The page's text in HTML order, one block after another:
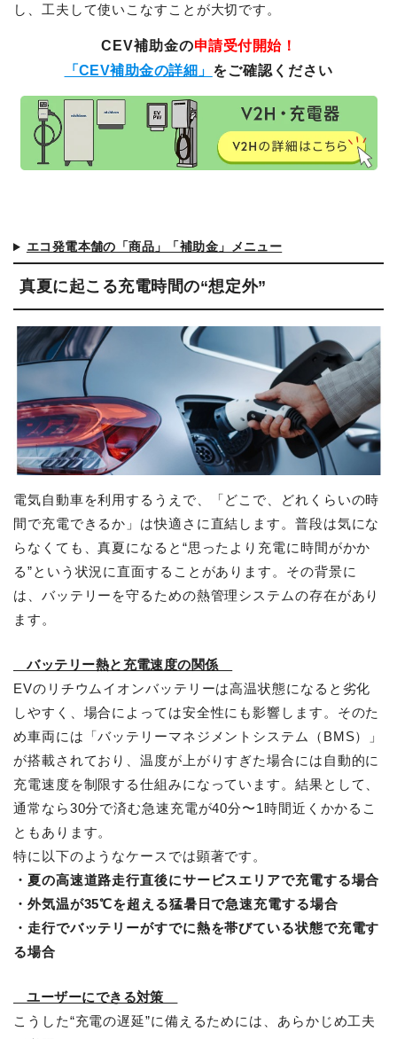
し、工夫して使いこなすことが大切です。
CEV補助金の申請受付開始！
「CEV補助金の詳細」 をご確認ください
エコ発電本舗の「商品」「補助金」メニュー
真夏に起こる充電時間の“想定外”
電気自動車を利用するうえで、「どこで、どれくらいの時
間で充電できるか」は快適さに直結します。普段は気にな
らなくても、真夏になると“思ったより充電に時間がかか
る”という状況に直面することがあります。その背景に
は、バッテリーを守るための熱管理システムの存在があり
ます。
バッテリー熱と充電速度の関係
EVのリチウムイオンバッテリーは高温状態になると劣化
しやすく、場合によっては安全性にも影響します。そのた
め車両には「バッテリーマネジメントシステム（BMS）」
が搭載されており、温度が上がりすぎた場合には自動的に
充電速度を制限する仕組みになっています。結果として、
通常なら30分で済む急速充電が40分〜1時間近くかかるこ
ともあります。
特に以下のようなケースでは顕著です。
・夏の高速道路走行直後にサービスエリアで充電する場合
・外気温が35℃を超える猛暑日で急速充電する場合
・走行でバッテリーがすでに熱を帯びている状態で充電す
る場合
ユーザーにできる対策
こうした“充電の遅延”に備えるためには、あらかじめ工夫